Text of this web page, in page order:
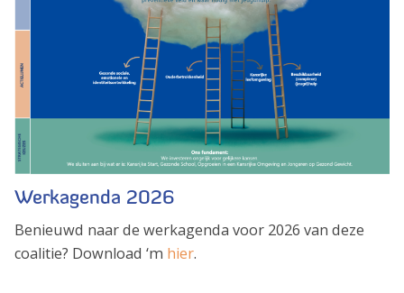
Werkagenda 2026
Benieuwd naar de werkagenda voor 2026 van deze
coalitie? Download ‘m hier.